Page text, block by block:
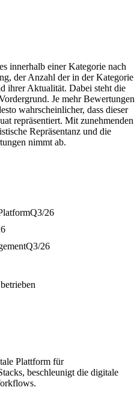
innerhalb einer Kategorie nach
der Anzahl der in der Kategorie
ihrer Aktualität. Dabei steht die
Je mehr Bewertungen
wahrscheinlicher, dass dieser
repräsentiert. Mit zunehmenden
Repräsentanz und die
nimmt ab.
Q3/26
Q3/26
Plattform für
beschleunigt die digitale